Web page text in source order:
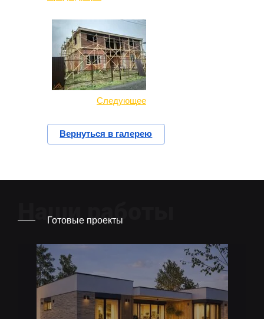
Следующее
Вернуться в галерею
Наши работы
Готовые проекты